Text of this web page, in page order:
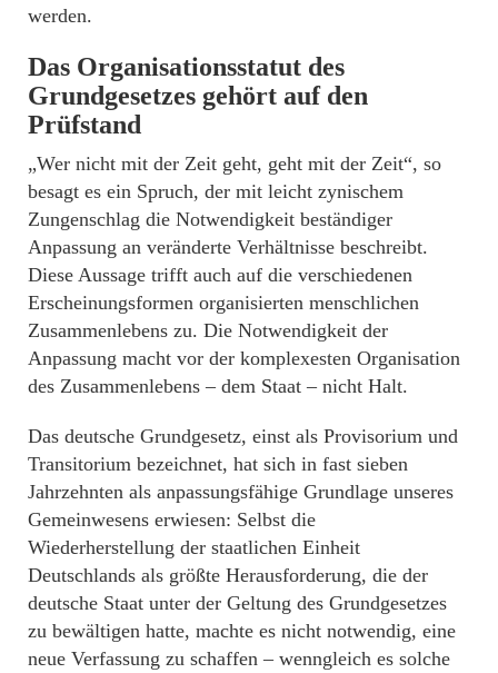
werden.
Das Organisationsstatut des
Grundgesetzes gehört auf den
Prüfstand
„Wer nicht mit der Zeit geht, geht mit der Zeit“, so
besagt es ein Spruch, der mit leicht zynischem
Zungenschlag die Notwendigkeit beständiger
Anpassung an veränderte Verhältnisse beschreibt.
Diese Aussage trifft auch auf die verschiedenen
Erscheinungsformen organisierten menschlichen
Zusammenlebens zu. Die Notwendigkeit der
Anpassung macht vor der komplexesten Organisation
des Zusammenlebens – dem Staat – nicht Halt.
Das deutsche Grundgesetz, einst als Provisorium und
Transitorium bezeichnet, hat sich in fast sieben
Jahrzehnten als anpassungsfähige Grundlage unseres
Gemeinwesens erwiesen: Selbst die
Wiederherstellung der staatlichen Einheit
Deutschlands als größte Herausforderung, die der
deutsche Staat unter der Geltung des Grundgesetzes
zu bewältigen hatte, machte es nicht notwendig, eine
neue Verfassung zu schaffen – wenngleich es solche